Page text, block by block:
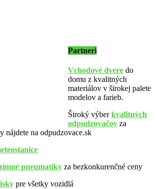
Partneri
Vchodové dvere do
domu z kvalitných
materiálov v širokej palete
modelov a farieb.
Široký výberkvalitných
odpudzovačov za
nájdete na odpudzovace.sk
pneumatiky za bezkonkurenčné ceny
pre všetky vozidlá